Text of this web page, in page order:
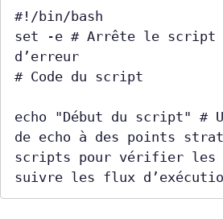
#!/bin/bash
set -e # Arrête le script
d’erreur
# Code du script
echo "Début du script" #
de echo à des points
scripts pour vérifier les
suivre les flux